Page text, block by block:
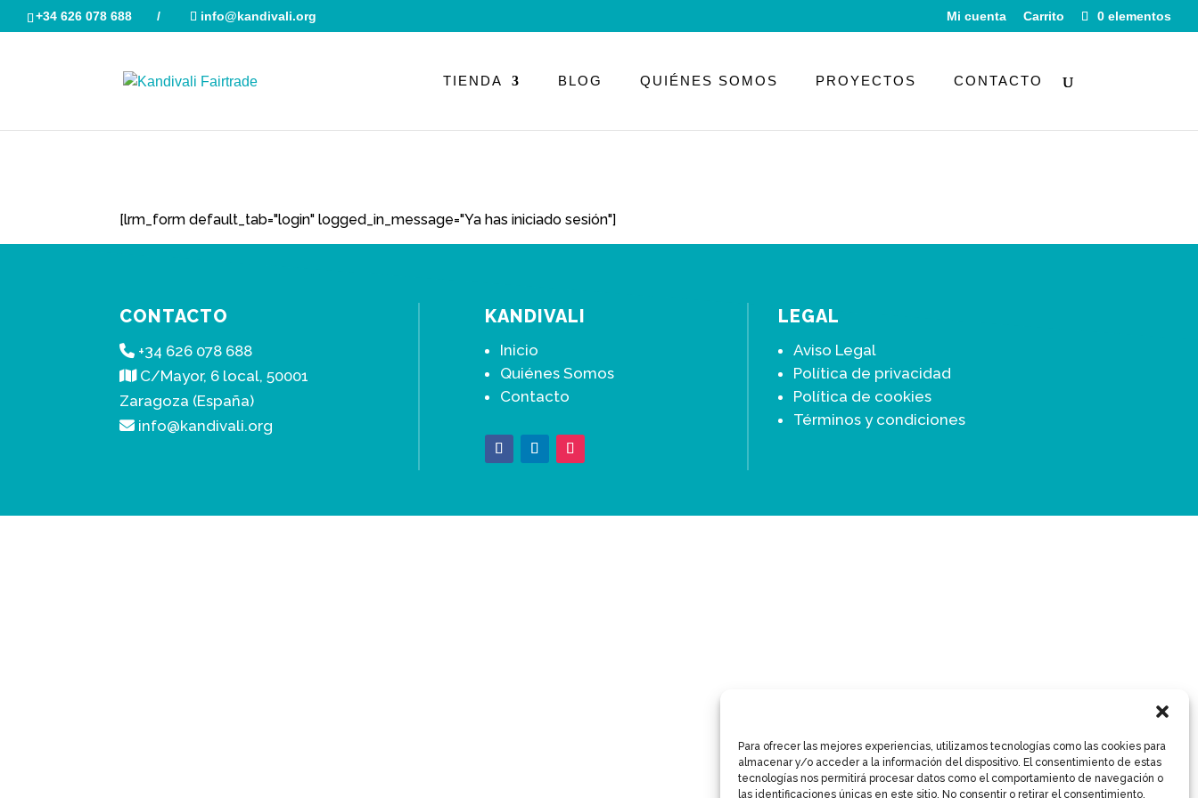
Para ofrecer las mejores experiencias, utilizamos tecnologías como las cookies para
almacenar y/o acceder a la información del dispositivo. El consentimiento de estas
tecnologías nos permitirá procesar datos como el comportamiento de navegación o
las identificaciones únicas en este sitio. No consentir o retirar el consentimiento,
+34 626 078 688 / info@kandivali.org Mi cuenta Carrito 0 elementos
TIENDA BLOG QUIÉNES SOMOS PROYECTOS CONTACTO
productos
[lrm_form default_tab="login" logged_in_message="Ya has iniciado sesión"]
CONTACTO
+34 626 078 688
C/Mayor, 6 local, 50001
Zaragoza (España)
info@kandivali.org
KANDIVALI
Inicio
Quiénes Somos
Contacto
LEGAL
Aviso Legal
Política de privacidad
Política de cookies
Términos y condiciones